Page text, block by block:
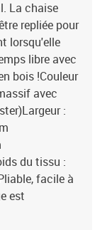
La chaise
repliée pour
lorsqu'elle
libre avec
bois !Couleur
avec
:
du tissu :
facile à
est